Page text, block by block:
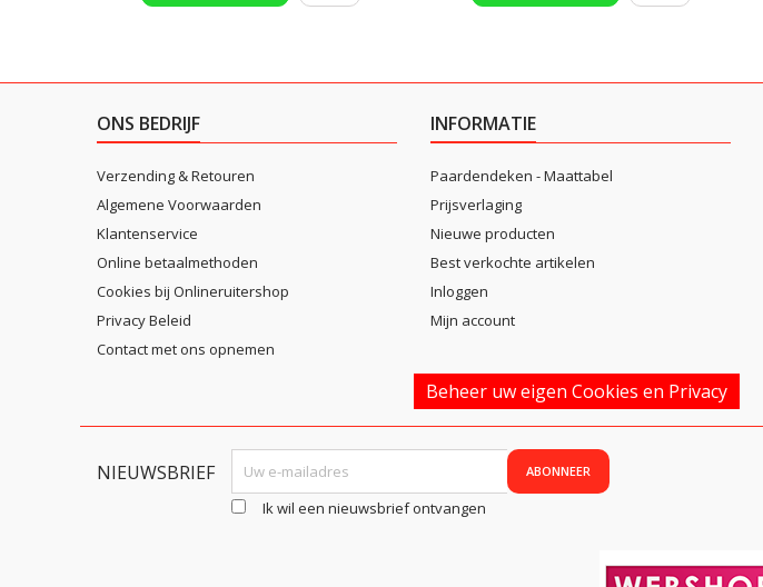
ONS BEDRIJF
Verzending & Retouren
Algemene Voorwaarden
Klantenservice
Online betaalmethoden
Cookies bij Onlineruitershop
Privacy Beleid
Contact met ons opnemen
INFORMATIE
Paardendeken - Maattabel
Prijsverlaging
Nieuwe producten
Best verkochte artikelen
Inloggen
Mijn account
Beheer uw eigen Cookies en Privacy
NIEUWSBRIEF
Ik wil een nieuwsbrief ontvangen